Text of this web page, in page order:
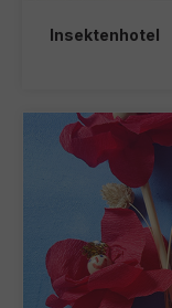
Insektenhotel